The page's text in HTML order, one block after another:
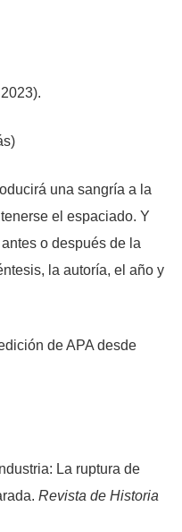
una sangría a la
el espaciado. Y
o después de la
la autoría, el año y
de APA desde
La ruptura de
Revista de Historia